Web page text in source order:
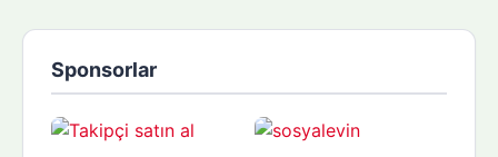
Sponsorlar